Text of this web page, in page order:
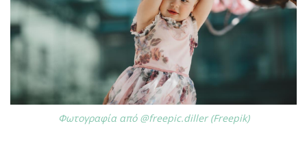
Φωτογραφία από @freepic.diller (Freepik)